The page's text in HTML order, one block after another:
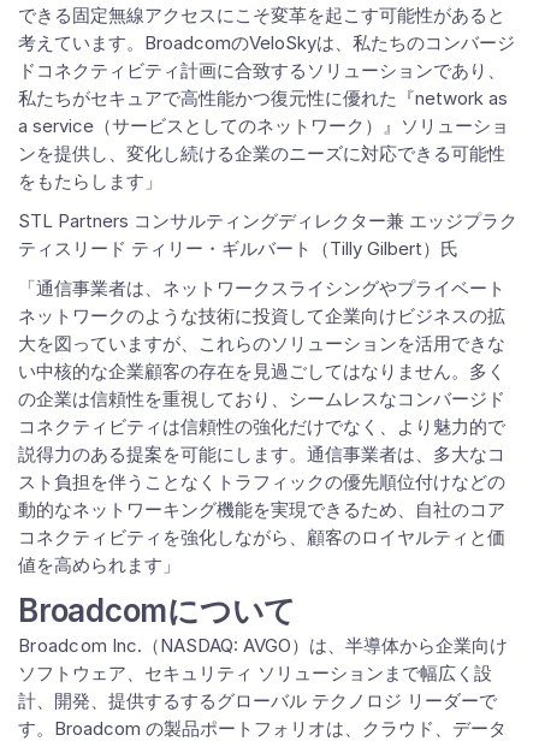
できる固定無線アクセスにこそ変革を起こす可能性があると
考えています。BroadcomのVeloSkyは、私たちのコンバージ
ドコネクティビティ計画に合致するソリューションであり、
私たちがセキュアで高性能かつ復元性に優れた『network as
a service（サービスとしてのネットワーク）』ソリューショ
ンを提供し、変化し続ける企業のニーズに対応できる可能性
をもたらします」
STL Partners コンサルティングディレクター兼 エッジプラク
ティスリード ティリー・ギルバート（Tilly Gilbert）氏
「通信事業者は、ネットワークスライシングやプライベート
ネットワークのような技術に投資して企業向けビジネスの拡
大を図っていますが、これらのソリューションを活用できな
い中核的な企業顧客の存在を見過ごしてはなりません。多く
の企業は信頼性を重視しており、シームレスなコンバージド
コネクティビティは信頼性の強化だけでなく、より魅力的で
説得力のある提案を可能にします。通信事業者は、多大なコ
スト負担を伴うことなくトラフィックの優先順位付けなどの
動的なネットワーキング機能を実現できるため、自社のコア
コネクティビティを強化しながら、顧客のロイヤルティと価
値を高められます」
Broadcomについて
Broadcom Inc.（NASDAQ: AVGO）は、半導体から企業向け
ソフトウェア、セキュリティ ソリューションまで幅広く設
計、開発、提供するするグローバル テクノロジ リーダーで
す。Broadcom の製品ポートフォリオは、クラウド、データ